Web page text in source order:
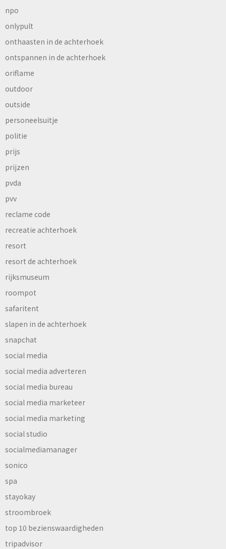
npo
onlypult
onthaasten in de achterhoek
ontspannen in de achterhoek
oriflame
outdoor
outside
personeelsuitje
politie
prijs
prijzen
pvda
pvv
reclame code
recreatie achterhoek
resort
resort de achterhoek
rijksmuseum
roompot
safaritent
slapen in de achterhoek
snapchat
social media
social media adverteren
social media bureau
social media marketeer
social media marketing
social studio
socialmediamanager
sonico
spa
stayokay
stroombroek
top 10 bezienswaardigheden
tripadvisor